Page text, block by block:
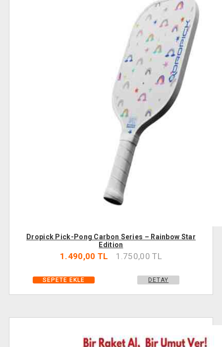
Dropick Pick-Pong Carbon Series – Rainbow Star
Edition
1.490,00 TL 1.750,00 TL
SEPETE EKLE DETAY